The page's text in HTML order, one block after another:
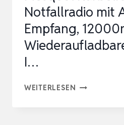
Notfallradio mit
Empfang,
I…
WEITERLESEN MESQOOL